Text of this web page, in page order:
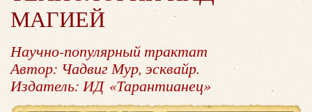
МАГИЕЙ
Научно-популярный трактат
Автор: Чадвиг Мур, эсквайр.
Издатель: ИД «Тарантианец»